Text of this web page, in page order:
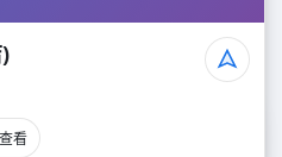
看